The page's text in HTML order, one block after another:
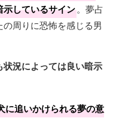
しているサイン。夢占
周りに恐怖を感じる男
況によっては良い暗示
追いかけられる夢の意